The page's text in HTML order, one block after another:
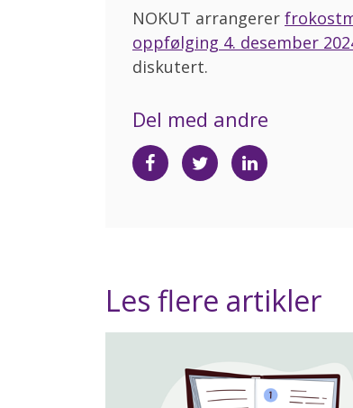
NOKUT arrangerer
oppfølging 4. desember
diskutert.
Del med andre
Del
på
Del
på
Del
på
Les flere artikler